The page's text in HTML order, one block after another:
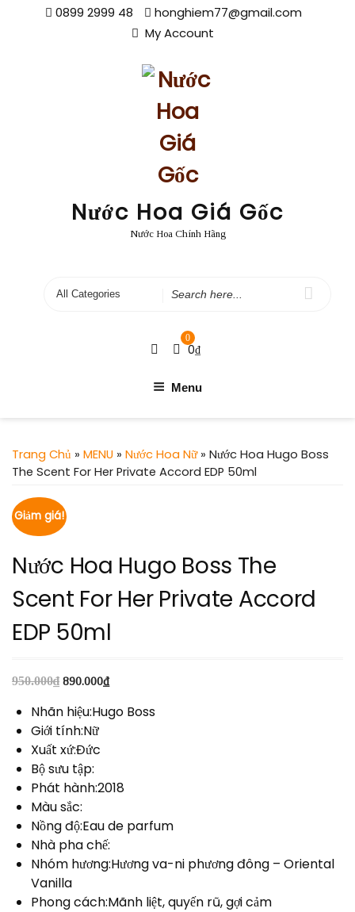
0899 2999 48
honghiem77@gmail.com
My Account
Nước Hoa Giá Gốc
Nước Hoa Chính Hãng
Search
0
0₫
Menu
Trang Chủ » MENU » Nước Hoa Nữ» Nước Hoa Hugo Boss
The Scent For Her Private Accord EDP 50ml
Giảm giá!
Nước Hoa Hugo Boss The
Scent For Her Private Accord
EDP 50ml
950.000₫ 890.000₫
Nhãn hiệu:Hugo Boss
Giới tính:Nữ
Xuất xứ:Đức
Bộ sưu tập:
Phát hành:2018
Màu sắc:
Nồng độ:Eau de parfum
Nhà pha chế:
Nhóm hương:Hương va-ni phương đông – Oriental
Vanilla
Phong cách:Mãnh liệt, quyến rũ, gợi cảm